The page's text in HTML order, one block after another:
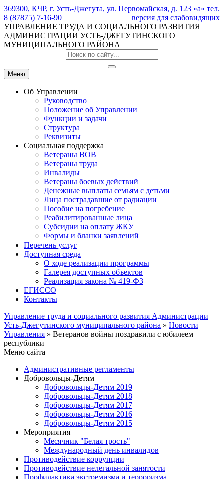
369300, КЧР, г. Усть-Джегута, ул. Первомайская, д. 123 «а» тел.
8 (87875) 7-16-90
версия для слабовидящих
УПРАВЛЕНИЕ ТРУДА И СОЦИАЛЬНОГО РАЗВИТИЯ
АДМИНИСТРАЦИИ УСТЬ-ДЖЕГУТИНСКОГО
МУНИЦИПАЛЬНОГО РАЙОНА
Меню
Об Управлении
Руководство
Положение об Управлении
Функции и задачи
Структура
Реквизиты
Социальная поддержка
Ветераны ВОВ
Ветераны труда
Инвалиды
Ветераны боевых действий
Денежные выплаты семьям с детьми
Лица пострадавшие от радиации
Пособие на погребение
Реабилитированные лица
Субсидии на оплату ЖКУ
Формы и бланки заявлений
Перечень услуг
Доступная среда
О ходе реализации программы
Галерея доступных объектов
Реализация закона № 419-ФЗ
ЕГИСCО
Контакты
Управление труда и социального развития Администрации
Усть-Джегутинского муниципального района » Новости
Управления » Ветеранов войны поздравили с юбилеем
республики
Меню сайта
Административные регламенты
Добровольцы-Детям
Добровольцы-Детям 2019
Добровольцы-Детям 2018
Добровольцы-Детям 2017
Добровольцы-Детям 2016
Добровольцы-Детям 2015
Мероприятия
Месячник "Белая трость"
Международный день инвалидов
Противодействие коррупции
Противодействие нелегальной занятости
Профилактика экстремизма и терроризма